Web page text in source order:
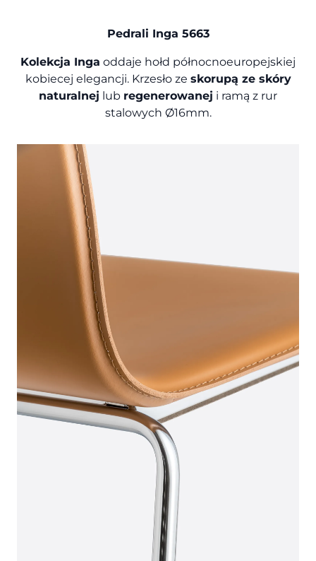
Pedrali Inga 5663
Kolekcja Inga oddaje hołd północnoeuropejskiej
kobiecej elegancji. Krzesło ze skorupą ze skóry
naturalnej lub regenerowanej i ramą z rur
stalowych Ø16mm.